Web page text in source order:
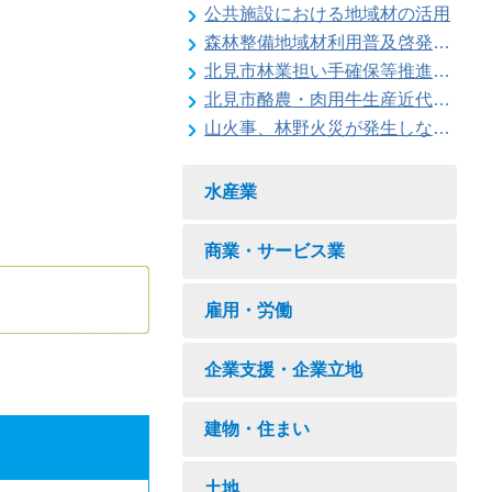
公共施設における地域材の活用
森林整備地域材利用普及啓発事業
北見市林業担い手確保等推進対策事業
北見市酪農・肉用牛生産近代化計画
山火事、林野火災が発生しないように注意しましょう
水産業
商業・サービス業
雇用・労働
企業支援・企業立地
建物・住まい